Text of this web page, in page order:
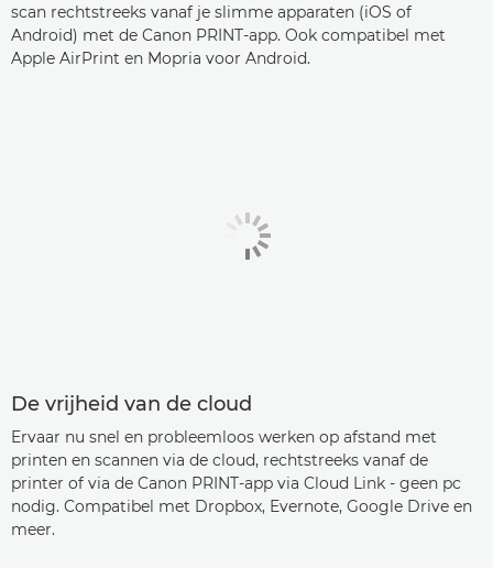
scan rechtstreeks vanaf je slimme apparaten (iOS of
Android) met de Canon PRINT-app. Ook compatibel met
Apple AirPrint en Mopria voor Android.
De vrijheid van de cloud
Ervaar nu snel en probleemloos werken op afstand met
printen en scannen via de cloud, rechtstreeks vanaf de
printer of via de Canon PRINT-app via Cloud Link - geen pc
nodig. Compatibel met Dropbox, Evernote, Google Drive en
meer.